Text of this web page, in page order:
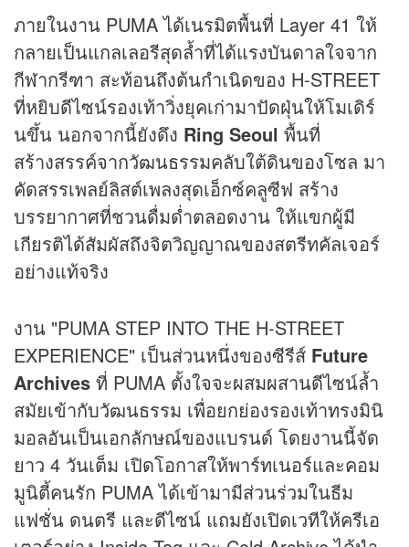
ภายในงาน PUMA ได้เนรมิตพื้นที่ Layer 41 ให้
กลายเป็นแกลเลอรีสุดล้ำที่ได้แรงบันดาลใจจาก
กีฬากรีฑา สะท้อนถึงต้นกำเนิดของ H-STREET
ที่หยิบดีไซน์รองเท้าวิ่งยุคเก่ามาปัดฝุ่นให้โมเดิร์
นขึ้น นอกจากนี้ยังดึง Ring Seoul พื้นที่
สร้างสรรค์จากวัฒนธรรมคลับใต้ดินของโซล มา
คัดสรรเพลย์ลิสต์เพลงสุดเอ็กซ์คลูซีฟ สร้าง
บรรยากาศที่ชวนดื่มด่ำตลอดงาน ให้แขกผู้มี
เกียรติได้สัมผัสถึงจิตวิญญาณของสตรีทคัลเจอร์
อย่างแท้จริง
งาน "PUMA STEP INTO THE H-STREET
EXPERIENCE" เป็นส่วนหนึ่งของซีรีส์ Future
Archives ที่ PUMA ตั้งใจจะผสมผสานดีไซน์ล้ำ
สมัยเข้ากับวัฒนธรรม เพื่อยกย่องรองเท้าทรงมินิ
มอลอันเป็นเอกลักษณ์ของแบรนด์ โดยงานนี้จัด
ยาว 4 วันเต็ม เปิดโอกาสให้พาร์ทเนอร์และคอม
มูนิตี้คนรัก PUMA ได้เข้ามามีส่วนร่วมในธีม
แฟชั่น ดนตรี และดีไซน์ แถมยังเปิดเวทีให้ครีเอ